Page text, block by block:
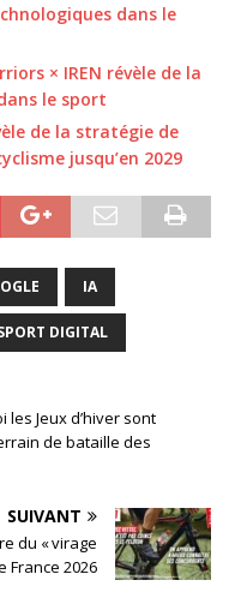
dans le
× IREN révèle de la
le sport
de la stratégie de
jusqu’en 2029
IA
DIGITAL
les Jeux d’hiver sont
de bataille des
SUIVANT
du « virage
France 2026